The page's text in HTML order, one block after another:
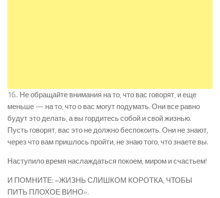
16.. Не обращайте внимания на то, что вас говорят, и еще
меньше — на то, что о вас могут подумать. Они все равно
будут это делать, а вы гордитесь собой и свой жизнью.
Пусть говорят, вас это не должно беспокоить. Они не знают,
через что вам пришлось пройти, не знаю того, что знаете вы.
Наступило время наслаждаться покоем, миром и счастьем!
И ПОМНИТЕ: «ЖИЗНЬ СЛИШКОМ КОРОТКА, ЧТОБЫ
ПИТЬ ПЛОХОЕ ВИНО».